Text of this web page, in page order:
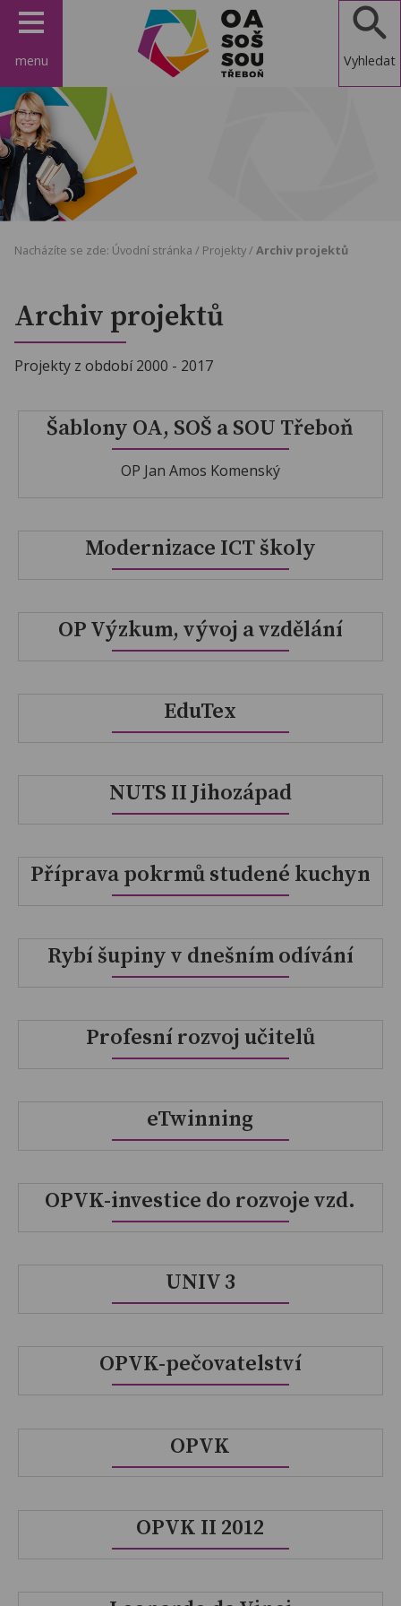
menu Vyhledat
Nacházíte se zde: Úvodní stránka / Projekty/ Archiv projektů
Archiv projektů
Projekty z období 2000 - 2017
Šablony OA, SOŠ a SOU Třeboň
OP Jan Amos Komenský
Modernizace ICT školy
OP Výzkum, vývoj a vzdělání
EduTex
NUTS II Jihozápad
Příprava pokrmů studené kuchyn
Rybí šupiny v dnešním odívání
Profesní rozvoj učitelů
eTwinning
OPVK-investice do rozvoje vzd.
UNIV 3
OPVK-pečovatelství
OPVK
OPVK II 2012